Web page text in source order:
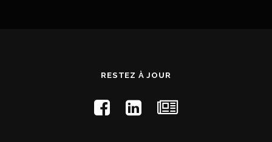
RESTEZ À JOUR